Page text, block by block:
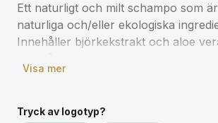
Ett naturligt och milt schampo som
naturliga och/eller ekologiska
Innehåller björkekstrakt och aloe
Visa mer
Tryck av logotyp?